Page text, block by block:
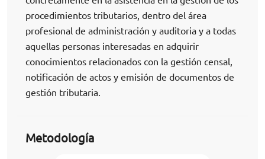
procedimientos tributarios, dentro del área
profesional de administración y auditoria y a todas
aquellas personas interesadas en adquirir
conocimientos relacionados con la gestión censal,
notificación de actos y emisión de documentos de
gestión tributaria.
Metodología